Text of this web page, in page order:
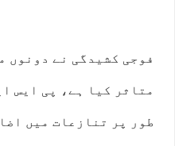
فوجی کشیدگی نے دونوں
متاثر کیا ہے، پی ایس
طور پر تنازعات میں